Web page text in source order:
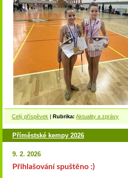
Celý příspěvek |Rubrika: Aktuality a zprávy
Příměstské kempy 2026
9. 2. 2026
Přihlašování spuštěno :)